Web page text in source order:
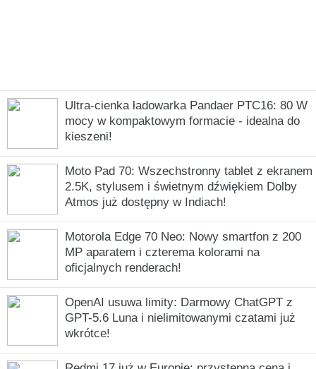
Ultra-cienka ładowarka Pandaer PTC16: 80 W
mocy w kompaktowym formacie - idealna do
kieszeni!
Moto Pad 70: Wszechstronny tablet z ekranem
2.5K, stylusem i świetnym dźwiękiem Dolby
Atmos już dostępny w Indiach!
Motorola Edge 70 Neo: Nowy smartfon z 200
MP aparatem i czterema kolorami na
oficjalnych renderach!
OpenAI usuwa limity: Darmowy ChatGPT z
GPT-5.6 Luna i nielimitowanymi czatami już
wkrótce!